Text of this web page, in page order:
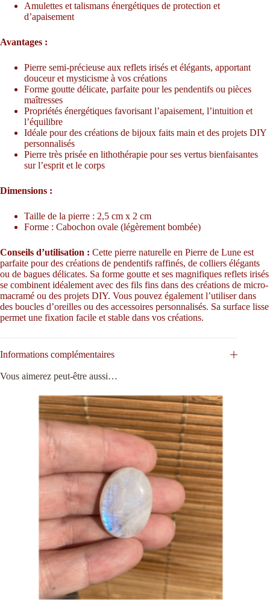
Amulettes et talismans énergétiques de protection et
d’apaisement
Avantages :
Pierre semi-précieuse aux reflets irisés et élégants, apportant
douceur et mysticisme à vos créations
Forme goutte délicate, parfaite pour les pendentifs ou pièces
maîtresses
Propriétés énergétiques favorisant l’apaisement, l’intuition et
l’équilibre
Idéale pour des créations de bijoux faits main et des projets DIY
personnalisés
Pierre très prisée en lithothérapie pour ses vertus bienfaisantes
sur l’esprit et le corps
Dimensions :
Taille de la pierre : 2,5 cm x 2 cm
Forme : Cabochon ovale (légèrement bombée)
Conseils d’utilisation : Cette pierre naturelle en Pierre de Lune est
parfaite pour des créations de pendentifs raffinés, de colliers élégants
ou de bagues délicates. Sa forme goutte et ses magnifiques reflets irisés
se combinent idéalement avec des fils fins dans des créations de micro-
macramé ou des projets DIY. Vous pouvez également l’utiliser dans
des boucles d’oreilles ou des accessoires personnalisés. Sa surface lisse
permet une fixation facile et stable dans vos créations.
Informations complémentaires
Vous aimerez peut-être aussi…